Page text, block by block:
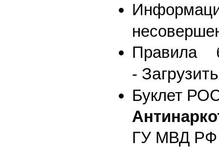
Правила
- Загрузить
Буклет
ГУ МВД РФ